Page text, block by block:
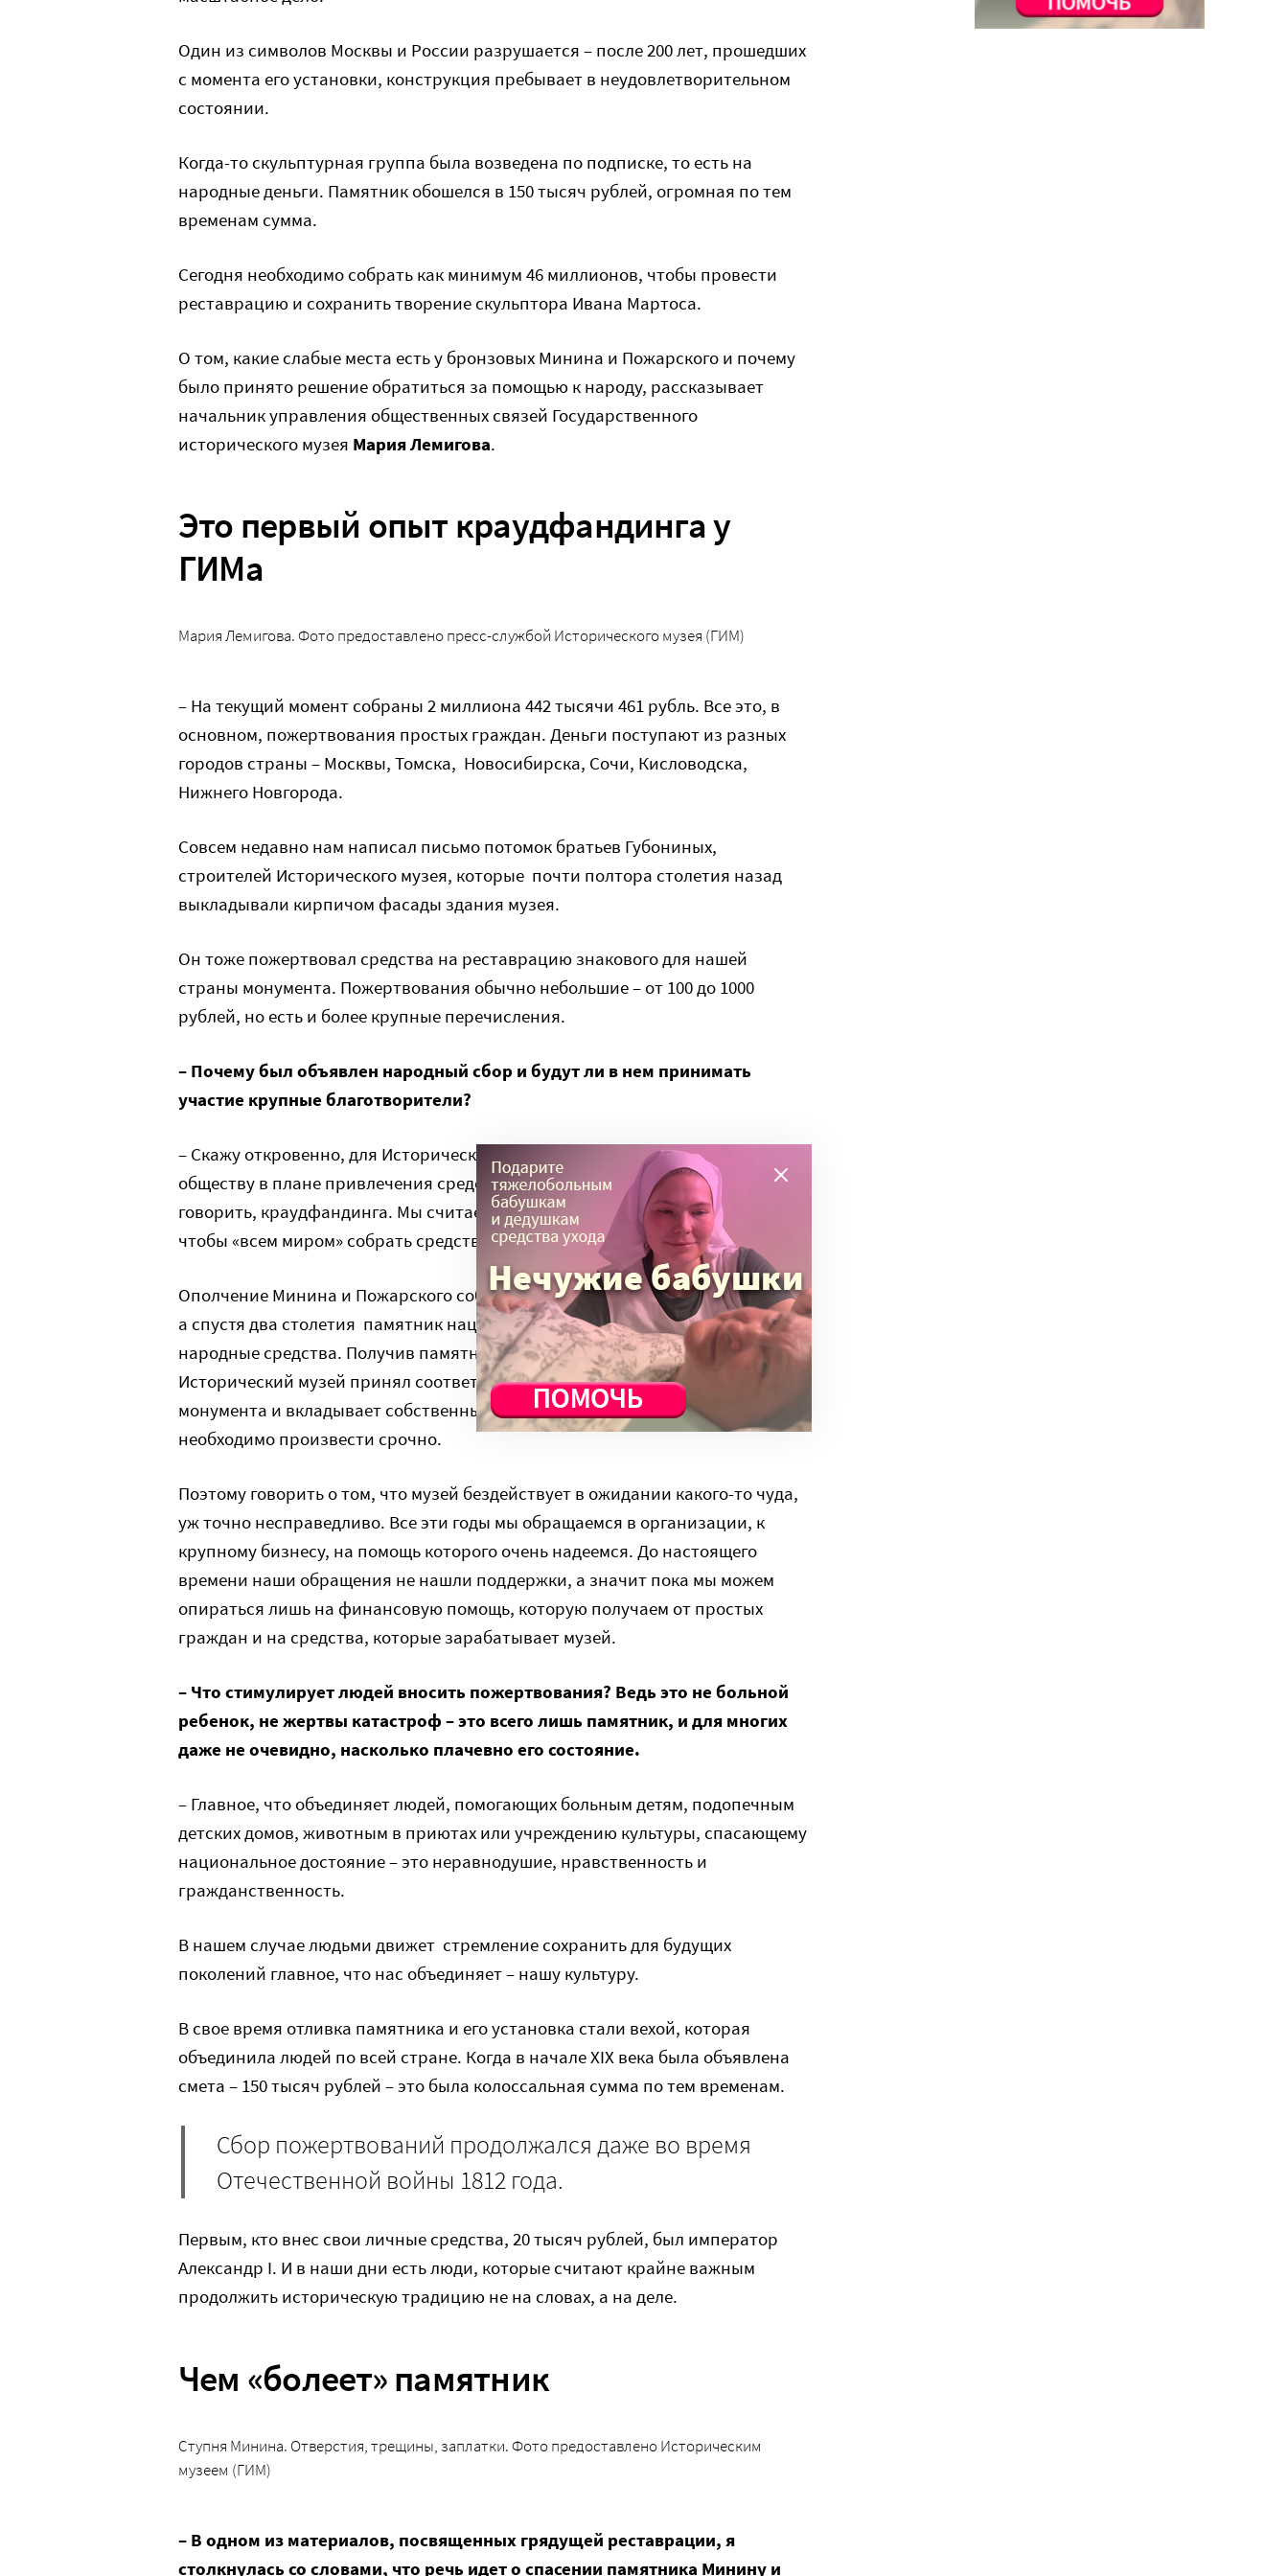
Один из символов Москвы и России разрушается – после 200 лет, прошедших
с момента его установки, конструкция пребывает в неудовлетворительном
состоянии.
Когда-то скульптурная группа была возведена по подписке, то есть на
народные деньги. Памятник обошелся в 150 тысяч рублей, огромная по тем
временам сумма.
Сегодня необходимо собрать как минимум 46 миллионов, чтобы провести
реставрацию и сохранить творение скульптора Ивана Мартоса.
О том, какие слабые места есть у бронзовых Минина и Пожарского и почему
было принято решение обратиться за помощью к народу, рассказывает
начальник управления общественных связей Государственного
исторического музея Мария Лемигова.
Это первый опыт краудфандинга у
ГИМа
Мария Лемигова. Фото предоставлено пресс-службой Исторического музея (ГИМ)
– На текущий момент собраны 2 миллиона 442 тысячи 461 рубль. Все это, в
основном, пожертвования простых граждан. Деньги поступают из разных
городов страны – Москвы, Томска, Новосибирска, Сочи, Кисловодска,
Нижнего Новгорода.
Совсем недавно нам написал письмо потомок братьев Губониных,
строителей Исторического музея, которые почти полтора столетия назад
выкладывали кирпичом фасады здания музея.
Он тоже пожертвовал средства на реставрацию знакового для нашей
страны монумента. Пожертвования обычно небольшие – от 100 до 1000
рублей, но есть и более крупные перечисления.
– Почему был объявлен народный сбор и будут ли в нем принимать
участие крупные благотворители?
– Скажу откровенно, для Исторического музея это первый опыт обращения к
обществу в плане привлечения средств с помощью, как сейчас принято
говорить, краудфандинга. Мы считаем, что именно этот проект достоин того,
чтобы «всем миром» собрать средства на его реставрацию.
Ополчение Минина и Пожарского собиралось на народные пожертвования,
а спустя два столетия памятник национальным героям также возводился на
народные средства. Получив памятник на баланс в конце 2016 года,
Исторический музей принял соответствующие обязательства по сохранению
монумента и вкладывает собственные средства в те работы, которые
необходимо произвести срочно.
Поэтому говорить о том, что музей бездействует в ожидании какого-то чуда,
уж точно несправедливо. Все эти годы мы обращаемся в организации, к
крупному бизнесу, на помощь которого очень надеемся. До настоящего
времени наши обращения не нашли поддержки, а значит пока мы можем
опираться лишь на финансовую помощь, которую получаем от простых
граждан и на средства, которые зарабатывает музей.
– Что стимулирует людей вносить пожертвования? Ведь это не больной
ребенок, не жертвы катастроф – это всего лишь памятник, и для многих
даже не очевидно, насколько плачевно его состояние.
– Главное, что объединяет людей, помогающих больным детям, подопечным
детских домов, животным в приютах или учреждению культуры, спасающему
национальное достояние – это неравнодушие, нравственность и
гражданственность.
В нашем случае людьми движет стремление сохранить для будущих
поколений главное, что нас объединяет – нашу культуру.
В свое время отливка памятника и его установка стали вехой, которая
объединила людей по всей стране. Когда в начале XIX века была объявлена
смета – 150 тысяч рублей – это была колоссальная сумма по тем временам.
Сбор пожертвований продолжался даже во время
Отечественной войны 1812 года.
Первым, кто внес свои личные средства, 20 тысяч рублей, был император
Александр I. И в наши дни есть люди, которые считают крайне важным
продолжить историческую традицию не на словах, а на деле.
Чем «болеет» памятник
Ступня Минина. Отверстия, трещины, заплатки. Фото предоставлено Историческим
музеем (ГИМ)
– В одном из материалов, посвященных грядущей реставрации, я
столкнулась со словами, что речь идет о спасении памятника Минину и